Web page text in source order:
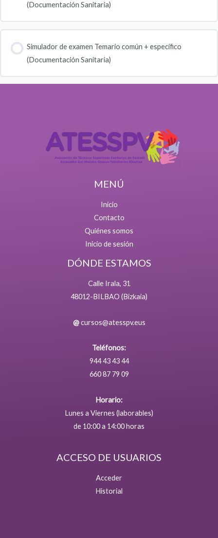
(Documentación Sanitaria)
Simulador de examen Temario común + específico
(Documentación Sanitaria)
MENÚ
Inicio
Contacto
Quiénes somos
Inicio de sesión
DÓNDE ESTAMOS
Calle Irala, 31
48012-BILBAO (Bizkaia)
@ cursos@atesspv.eus
Teléfonos:
944 43 43 44
660 87 79 09
Horario:
Lunes a Viernes (laborables)
de 10:00 a 14:00 horas
ACCESO DE USUARIOS
Acceder
Historial